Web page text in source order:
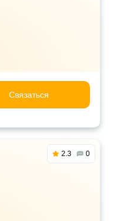
Связаться
2.3 0